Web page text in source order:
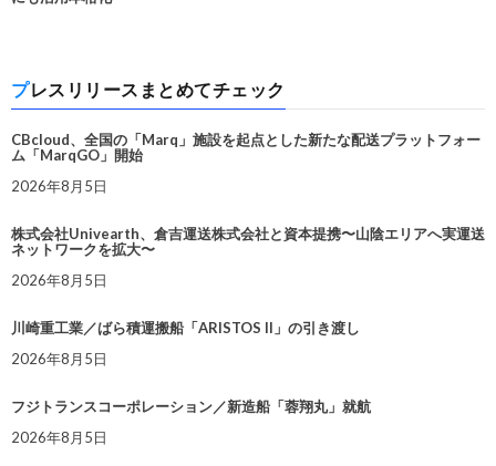
プレスリリースまとめてチェック
CBcloud、全国の「Marq」施設を起点とした新たな配送プラットフォー
ム「MarqGO」開始
2026年8月5日
株式会社Univearth、倉吉運送株式会社と資本提携〜山陰エリアへ実運送
ネットワークを拡大〜
2026年8月5日
川崎重工業／ばら積運搬船「ARISTOS II」の引き渡し
2026年8月5日
フジトランスコーポレーション／新造船「蓉翔丸」就航
2026年8月5日